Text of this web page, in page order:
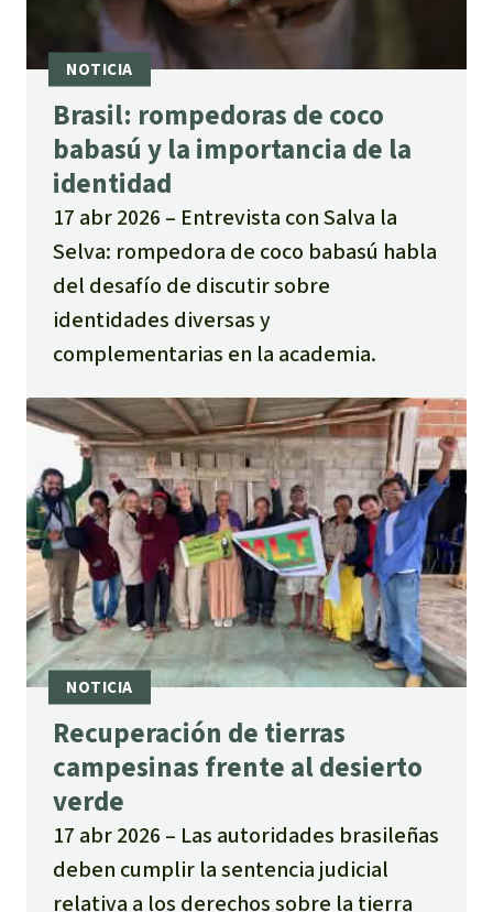
Brasil: rompedoras de coco
babasú y la importancia de la
identidad
17 abr 2026
Entrevista con Salva la
Selva: rompedora de coco babasú habla
del desafío de discutir sobre
identidades diversas y
complementarias en la academia.
Recuperación de tierras
campesinas frente al desierto
verde
17 abr 2026
Las autoridades brasileñas
deben cumplir la sentencia judicial
relativa a los derechos sobre la tierra